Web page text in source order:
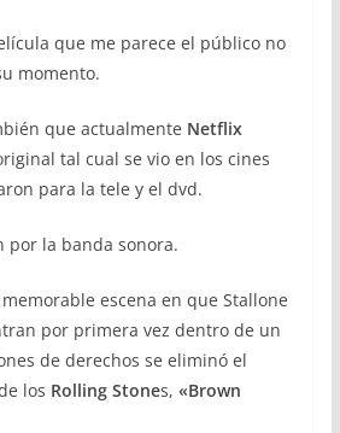
que me parece el público no
momento.
que actualmente Netflix
tal cual se vio en los cines
para la tele y el dvd.
por la banda sonora.
escena en que Stallone
por primera vez dentro de un
de derechos se eliminó el
los Rolling Stones, «Brown